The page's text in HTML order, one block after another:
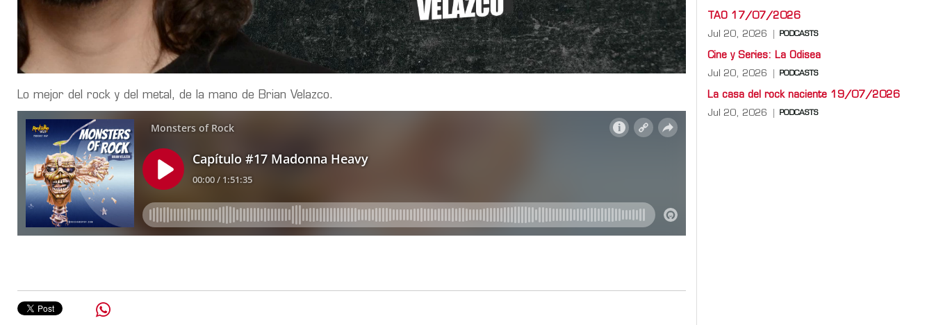
Lo mejor del rock y del metal, de la mano de Brian Velazco.
TAO 17/07/2026
Jul 20, 2026 PODCASTS
Cine y Series: La Odisea
Jul 20, 2026 PODCASTS
La casa del rock naciente 19/07/2026
Jul 20, 2026 PODCASTS